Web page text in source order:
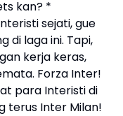
kan? *
sejati, gue
di laga ini. Tapi,
kerja keras,
Forza Inter!
para Interisti di
terus Inter Milan!